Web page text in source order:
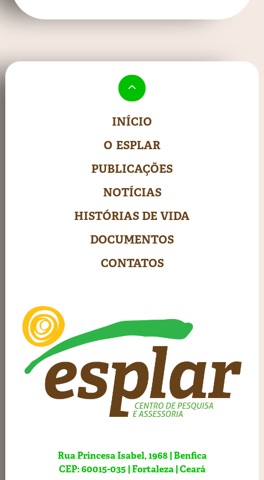
INÍCIO
O ESPLAR
PUBLICAÇÕES
NOTÍCIAS
HISTÓRIAS DE VIDA
DOCUMENTOS
CONTATOS
Rua Princesa Isabel, 1968 | Benfica
CEP: 60015-035 | Fortaleza | Ceará